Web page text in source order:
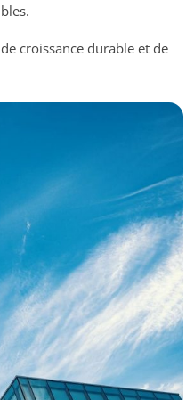
croissance durable et de